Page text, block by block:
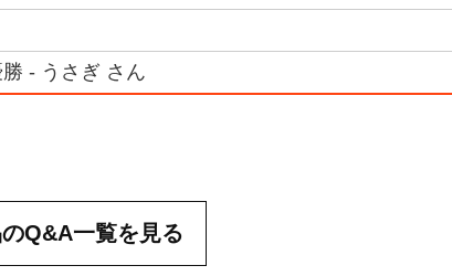
- うさぎ さん
Q&A一覧を見る